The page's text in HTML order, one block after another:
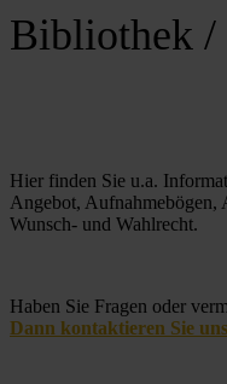
Bibliothek /
Hier finden Sie u.a.
Angebot, Aufnahmebögen,
Wunsch- und Wahlrecht.
Dann kontaktieren Sie